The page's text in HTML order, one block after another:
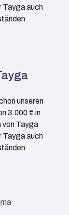
Tayga auch
unseren
3.000 € in
von Tayga
Tayga auch